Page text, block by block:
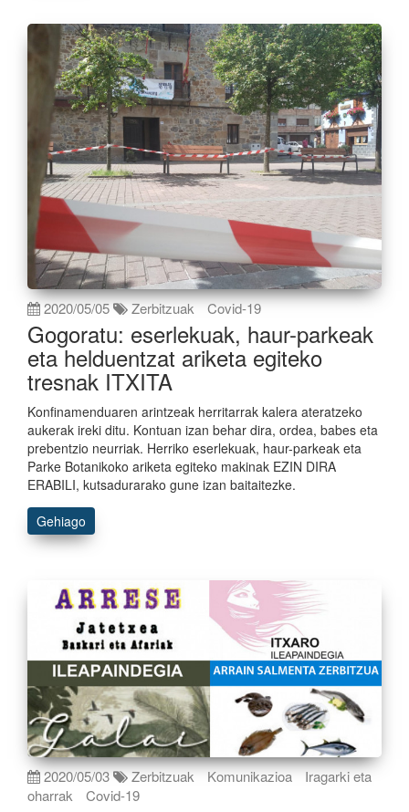
2020/05/05 Zerbitzuak Covid-19
Gogoratu: eserlekuak, haur-parkeak
eta helduentzat ariketa egiteko
tresnak ITXITA
Konfinamenduaren arintzeak herritarrak kalera ateratzeko
aukerak ireki ditu. Kontuan izan behar dira, ordea, babes eta
prebentzio neurriak. Herriko eserlekuak, haur-parkeak eta
Parke Botanikoko ariketa egiteko makinak EZIN DIRA
ERABILI, kutsadurarako gune izan baitaitezke.
Gehiago
2020/05/03 Zerbitzuak Komunikazioa
Iragarki eta
oharrak
Covid-19